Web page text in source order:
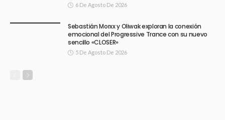
6 De Agosto De 2026
Sebastián Morxx y Oliwak exploran la conexión
emocional del Progressive Trance con su nuevo
sencillo «CLOSER»
5 De Agosto De 2026